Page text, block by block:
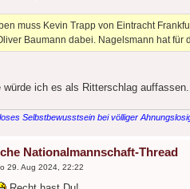
muss Kevin Trapp von Eintracht
Baumann dabei. Nagelsmann hat
würde ich es als Ritterschlag auffassen.
Selbstbewusstsein bei völliger
Nationalmannschaft-Thread
29. Aug 2024, 22:22